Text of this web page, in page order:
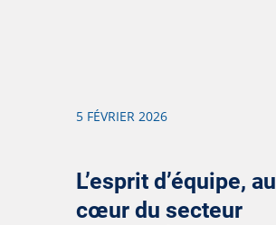
5 FÉVRIER 2026
L’esprit d’équipe, au
cœur du secteur